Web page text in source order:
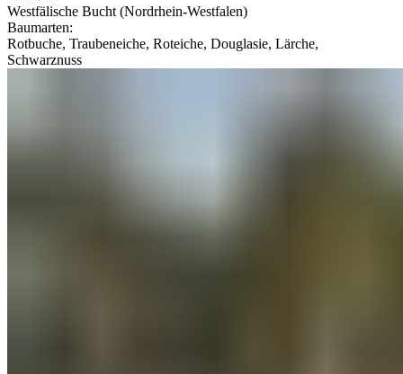
Westfälische Bucht (Nordrhein-Westfalen)
Baumarten:
Rotbuche, Traubeneiche, Roteiche, Douglasie, Lärche,
Schwarznuss